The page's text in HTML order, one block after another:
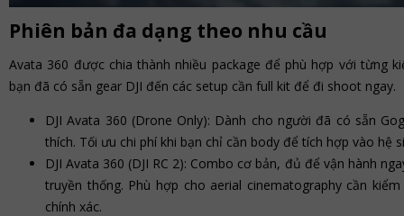
Phiên bản đa dạng theo nhu cầu
Avata 360 được chia thành nhiều package để phù hợp với từng
bạn đã có sẵn gear DJI đến các setup cần full kit để đi shoot ngay.
DJI Avata 360 (Drone Only): Dành cho người đã có sẵn
thích. Tối ưu chi phí khi bạn chỉ cần body để tích hợp vào hệ
DJI Avata 360 (DJI RC 2): Combo cơ bản, đủ để vận hành
truyền thống. Phù hợp cho aerial cinematography cần
chính xác.